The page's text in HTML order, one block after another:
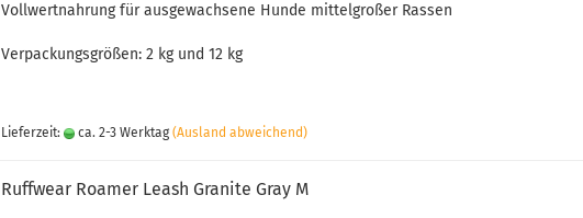
Vollwertnahrung für ausgewachsene Hunde mittelgroßer Rassen
Verpackungsgrößen: 2 kg und 12 kg
Lieferzeit: ca. 2-3 Werktag (Ausland abweichend)
Ruffwear Roamer Leash Granite Gray M